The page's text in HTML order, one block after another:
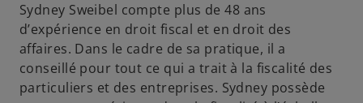
Sydney Sweibel compte plus de 48 ans
d’expérience en droit fiscal et en droit des
affaires. Dans le cadre de sa pratique, il a
conseillé pour tout ce qui a trait à la fiscalité des
particuliers et des entreprises. Sydney possède